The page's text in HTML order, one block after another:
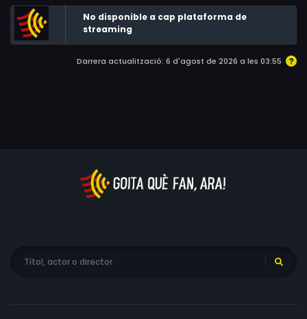
personalitat inesperada, capaç de tornar a transformar
el llenguatge de l'arquitectura. Enric Miralles va morir
prematurament amb 45 anys i la narració comença el
dia de la seva desaparició, el 3 de juliol de l'any 2000.
No disponible a cap plataforma de
streaming
Darrera actualització: 6 d'agost de 2026 a les 03:55